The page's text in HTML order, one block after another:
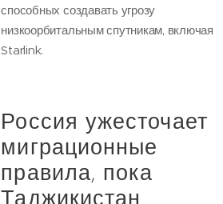
способных создавать угрозу
низкоорбитальным спутникам, включая
Starlink.
Россия ужесточает
миграционные
правила, пока